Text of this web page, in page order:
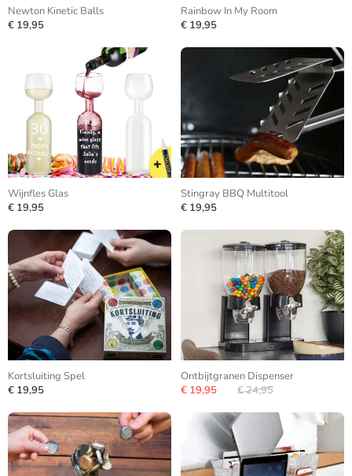
Newton Kinetic Balls
€ 19,95
Rainbow In My Room
€ 19,95
Wijnfles Glas
€ 19,95
Stingray BBQ Multitool
€ 19,95
Kortsluiting Spel
€ 19,95
Ontbijtgranen Dispenser
€ 19,95
€ 24,95